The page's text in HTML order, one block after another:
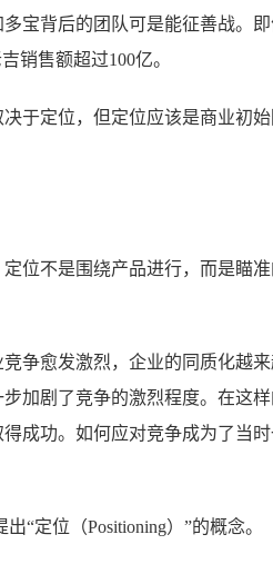
宝背后的团队可是能征善战。
销售额超过100亿。
于定位，但定位应该是商业初
位不是围绕产品进行，而是瞄
争愈发激烈，企业的同质化越
加剧了竞争的激烈程度。在这
成功。如何应对竞争成为了当
“定位（Positioning）”的概念。